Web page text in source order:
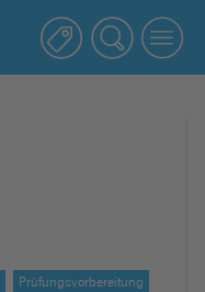
Prüfungsvorbereitung